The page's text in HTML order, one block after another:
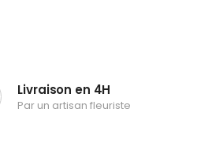
Livraison en 4H
Par un artisan fleuriste